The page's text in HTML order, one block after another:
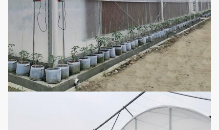
worden aangepast
Micro-sproeier systeem
Het kan volgens de
serrelengte en
worden aangepast
11 Vul licht in
Gemakkelijk
auto lichte serre van
Beweegbaar het